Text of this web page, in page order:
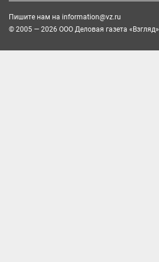
Пишите нам на information@vz.ru
© 2005 — 2026 ООО Деловая газета «Взгляд»